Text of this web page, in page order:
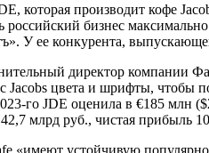
которая производит кофе
российский бизнес
У ее конкурента,
директор компании
Jacobs цвета и шрифты, чтобы
го JDE оценила в €185 млн
42,7 млрд руб., чистая прибыль
«имеют устойчивую